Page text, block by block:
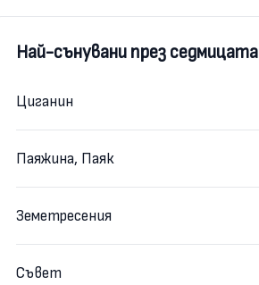
Най-сънувани през седмицата
Циганин
Паяжина, Паяк
Земетресения
Съвет